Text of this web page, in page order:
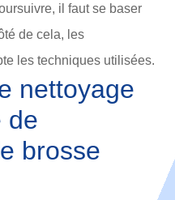
il faut se baser
de cela, les
les techniques utilisées.
nettoyage
de
brosse